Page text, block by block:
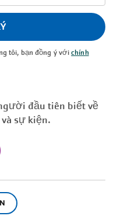
tôi, bạn đồng ý vớichính
đầu tiên biết về
sự kiện.